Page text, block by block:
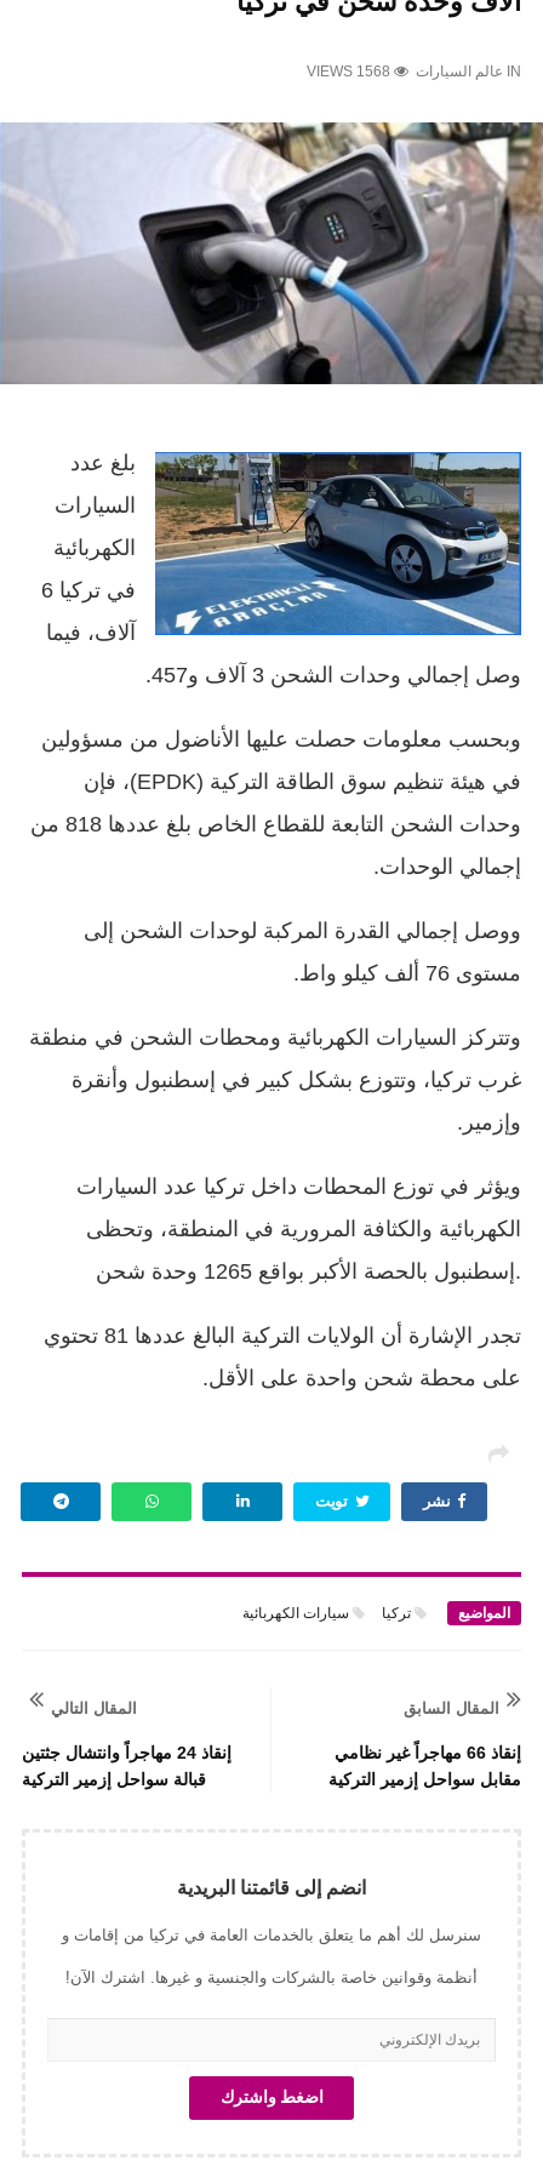
IN عالم السيارات
بلغ عدد
السيارات
الكهربائية
في تركيا 6
آلاف، فيما
وصل إجمالي وحدات الشحن 3 آلاف و457.
وبحسب معلومات حصلت عليها الأناضول من مسؤولين
في هيئة تنظيم سوق الطاقة التركية (EPDK)، فإن
وحدات الشحن التابعة للقطاع الخاص بلغ عددها 818 من
إجمالي الوحدات.
ووصل إجمالي القدرة المركبة لوحدات الشحن إلى
مستوى 76 ألف كيلو واط.
وتتركز السيارات الكهربائية ومحطات الشحن في منطقة
غرب تركيا، وتتوزع بشكل كبير في إسطنبول وأنقرة
وإزمير.
ويؤثر في توزع المحطات داخل تركيا عدد السيارات
الكهربائية والكثافة المرورية في المنطقة، وتحظى
إسطنبول بالحصة الأكبر بواقع 1265 وحدة شحن.
تجدر الإشارة أن الولايات التركية البالغ عددها 81 تحتوي
على محطة شحن واحدة على الأقل.
نشر تويت
المواضيع تركيا سيارات الكهربائية
المقال السابق
إنقاذ 66 مهاجراً غير نظامي
مقابل سواحل إزمير التركية
المقال التالي
إنقاذ 24 مهاجراً وانتشال جثتين
قبالة سواحل إزمير التركية
انضم إلى قائمتنا البريدية
سنرسل لك أهم ما يتعلق بالخدمات العامة في تركيا من إقامات و
أنظمة وقوانين خاصة بالشركات والجنسية و غيرها. اشترك الآن!